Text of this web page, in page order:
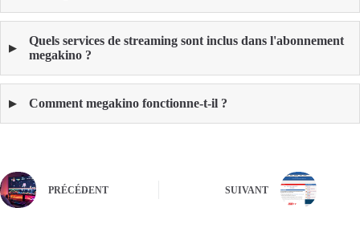
Quels services de streaming sont inclus dans l'abonnement
megakino ?
Comment megakino fonctionne-t-il ?
PRÉCÉDENT SUIVANT